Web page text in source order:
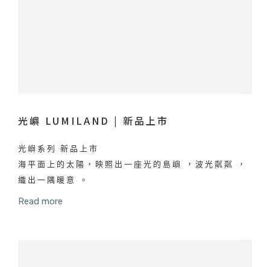
光嶼 LUMILAND | 新品上市
光嶼系列 新品上市
海平面上的太陽，映照出一座光的島嶼 ，波光粼粼 ，
織出一隅暖意 。
Read more